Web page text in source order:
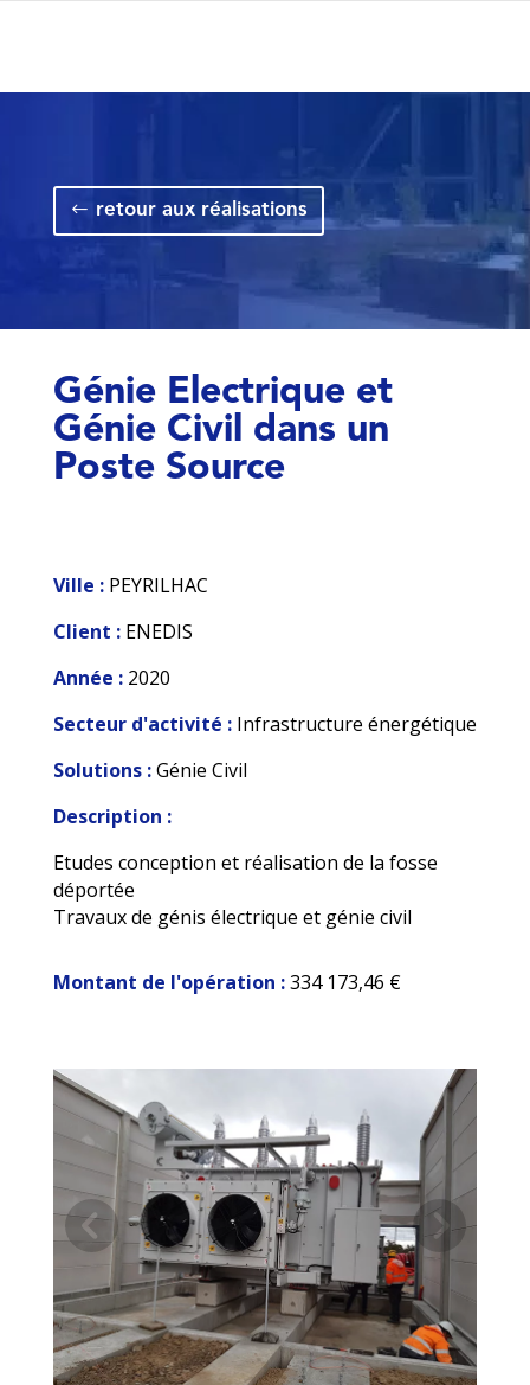
retour aux réalisations
Génie Electrique et
Génie Civil dans un
Poste Source
Ville : PEYRILHAC
Client : ENEDIS
Année : 2020
Secteur d'activité : Infrastructure énergétique
Solutions :Génie Civil
Description :
Etudes conception et réalisation de la fosse
déportée
Travaux de génis électrique et génie civil
Montant de l'opération :334 173,46 €